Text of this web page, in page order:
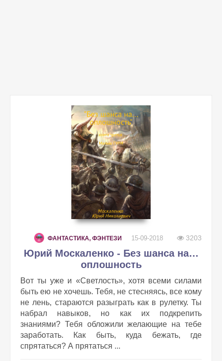
ФАНТАСТИКА, ФЭНТЕЗИ 15-09-2018 3203
Юрий Москаленко - Без шанса на…
оплошность
Вот ты уже и «Светлость», хотя всеми силами
быть ею не хочешь. Тебя, не стесняясь, все кому
не лень, стараются разыграть как в рулетку. Ты
набрал навыков, но как их подкрепить
знаниями? Тебя обложили желающие на тебе
заработать. Как быть, куда бежать, где
спрятаться? А прятаться ...